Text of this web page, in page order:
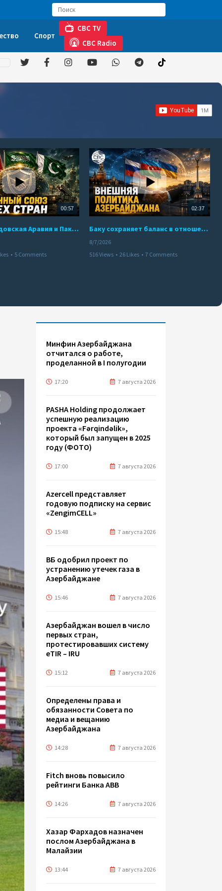
Спорт
CBC TV
CBC Radio
00:57
Турция, Саудовская Аравия и Пакистан подписали соглашение о совместной обороне
• 5 Comments
02:37
Баку сохраняет баланс в отношениях с Москвой и Киевом
8/7/2026
516 Views • 26 Likes • 7 Comments
Минфин Азербайджана
отчитался о работе,
проделанной в I полугодии
17:20 7 августа 2026
PASHA Holding продолжает
успешную реализацию
проекта «Fərqindəlik»,
который был запущен в 2025
году (ФОТО)
17:00 7 августа 2026
Azercell представляет
годовую подписку на сервис
«ZengimCELL»
15:48 7 августа 2026
ВБ одобрил проект по
устранению утечек газа в
Азербайджане
15:46 7 августа 2026
Азербайджан вошел в число
первых стран,
протестировавших систему
eTIR – IRU
15:12 7 августа 2026
Определены права и
обязанности Совета по
медиа и вещанию
Азербайджана
14:28 7 августа 2026
Fitch вновь повысило
рейтинги Банка ABB
14:26 7 августа 2026
Хазар Фархадов назначен
послом Азербайджана в
Малайзии
13:44 7 августа 2026